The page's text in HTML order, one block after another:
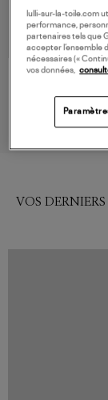
120,00 €
Mocassins Femme
Maple Suede
VOS
lulli-sur-la-toile.com
performance,
partenaires tels que
accepter l’ensemble
nécessaires («
vos données,